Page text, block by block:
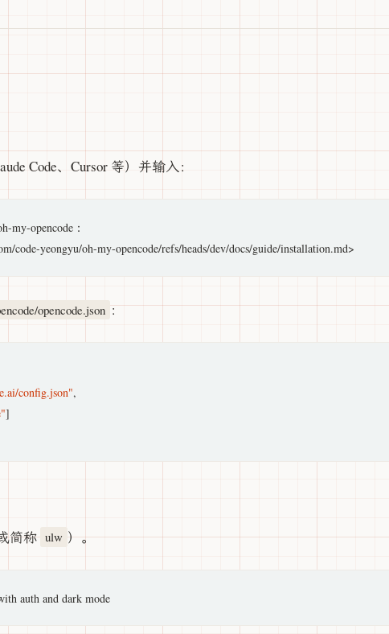
Code、Cursor 等）并输入：
my-opencode：
opencode.json ：
config.json",
]
简称 ulw ）。